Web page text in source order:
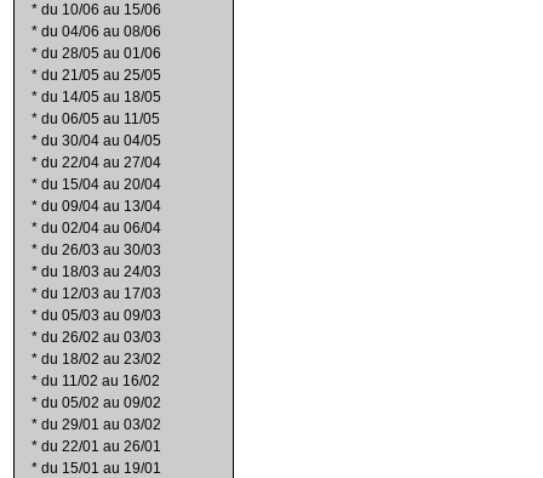
* du 10/06 au 15/06
* du 04/06 au 08/06
* du 28/05 au 01/06
* du 21/05 au 25/05
* du 14/05 au 18/05
* du 06/05 au 11/05
* du 30/04 au 04/05
* du 22/04 au 27/04
* du 15/04 au 20/04
* du 09/04 au 13/04
* du 02/04 au 06/04
* du 26/03 au 30/03
* du 18/03 au 24/03
* du 12/03 au 17/03
* du 05/03 au 09/03
* du 26/02 au 03/03
* du 18/02 au 23/02
* du 11/02 au 16/02
* du 05/02 au 09/02
* du 29/01 au 03/02
* du 22/01 au 26/01
* du 15/01 au 19/01